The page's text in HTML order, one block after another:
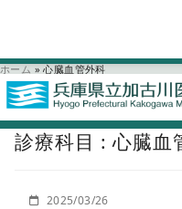
ホーム » 心臓血管外科
診療科目 : 心臓血
2025/03/26